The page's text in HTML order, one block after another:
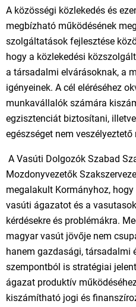
A közösségi közlekedés és
megbízható működésének
szolgáltatások fejlesztése
hogy a közlekedési
a társadalmi elvárásoknak, a
igényeinek. A cél eléréséhez
munkavállalók számára
egzisztenciát biztosítani,
egészséget nem
A Vasúti Dolgozók Szabad
Mozdonyvezetők
megalakult Kormányhoz,
vasúti ágazatot és a
kérdésekre és problémákra.
magyar vasút jövője nem
hanem gazdasági, társadalmi
szempontból is stratégiai
ágazat produktív
kiszámítható jogi és